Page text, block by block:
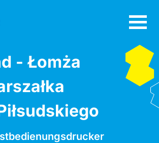
- Łomża